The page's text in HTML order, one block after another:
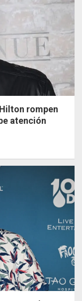
rompen
atención